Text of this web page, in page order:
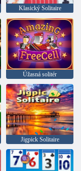
Klasický Solitaire
Úžasná solitér
Jigpick Solitaire